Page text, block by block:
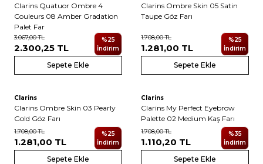
Clarins Quatuor Ombre 4
Couleurs 08 Amber Gradation
Palet Far
3.067,00TL
2.300,25 TL
%25
İndirim
Sepete Ekle
Clarins Ombre Skin 05 Satin
Taupe Göz Farı
1.708,00TL
1.281,00 TL
%25
İndirim
Sepete Ekle
Clarins
Clarins Ombre Skin 03 Pearly
Gold Göz Farı
1.708,00TL
1.281,00 TL
%25
İndirim
Sepete Ekle
2
Clarins
Clarins My Perfect Eyebrow
Palette 02 Medium Kaş Farı
1.708,00TL
1.110,20 TL
%35
İndirim
Sepete Ekle